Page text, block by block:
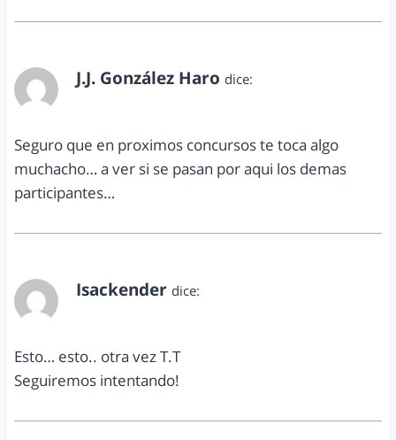
J.J. González Haro dice:
Seguro que en proximos concursos te toca algo
muchacho… a ver si se pasan por aqui los demas
participantes…
Isackender dice:
Esto… esto.. otra vez T.T
Seguiremos intentando!